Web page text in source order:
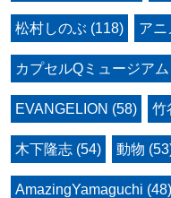
松村しのぶ (118) アニ
カプセルQミュージア
EVANGELION (58) 竹
木下隆志 (54) 動物
AmazingYamaguchi (48)